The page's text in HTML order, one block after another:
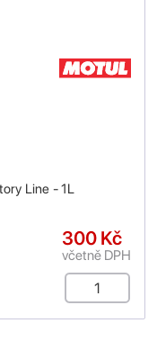
Line - 1L
300 Kč
včetně DPH